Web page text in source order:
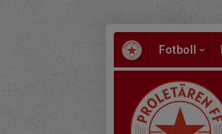
Fotboll